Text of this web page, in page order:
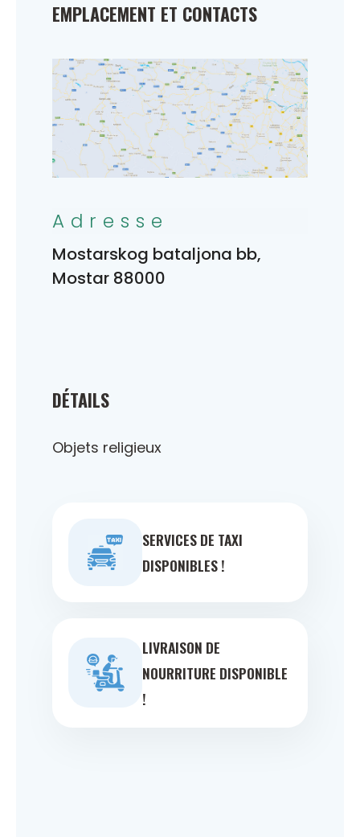
DÉTAILS
Objets religieux
SERVICES DE TAXI
DISPONIBLES !
LIVRAISON DE
NOURRITURE DISPONIBLE
!
EMPLACEMENT ET CONTACTS
Adresse
Mostarskog bataljona bb,
Mostar 88000